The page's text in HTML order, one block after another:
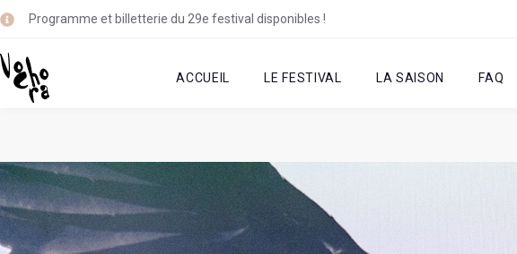
Programme et billetterie du 29e festival disponibles !
ACCUEIL LE FESTIVAL LA SAISON FAQ